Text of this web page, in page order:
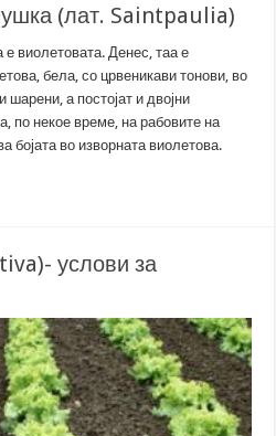
(лат. Saintpaulia)
е виолетовата. Денес, таа е
бела, со црвеникави тонови, во
шарени, а постојат и двојни
по некое време, на рабовите на
бојата во изворната виолетова.
услови за